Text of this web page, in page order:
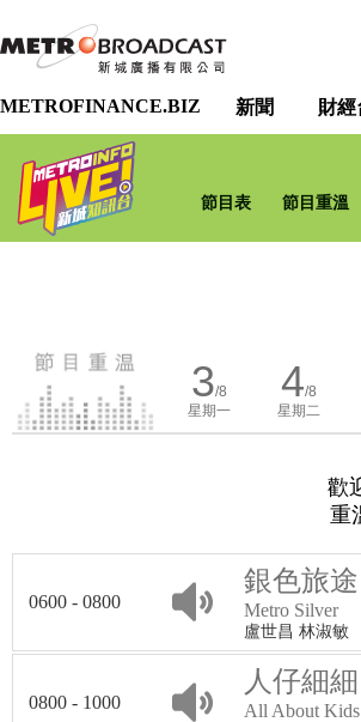
METROFINANCE.BIZ 新聞 財經
節目表 節目重溫
3/8
星期一
4/8
星期二
歡
重
0600 - 0800
銀色旅途
Metro Silver
盧世昌 林淑敏
0800 - 1000
人仔細細
All About Kids